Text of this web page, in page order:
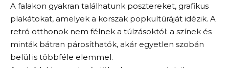
A falakon gyakran találhatunk posztereket, grafikus
plakátokat, amelyek a korszak popkultúráját idézik. A
retró otthonok nem félnek a túlzásoktól: a színek és
minták bátran párosíthatók, akár egyetlen szobán
belül is többféle elemmel.